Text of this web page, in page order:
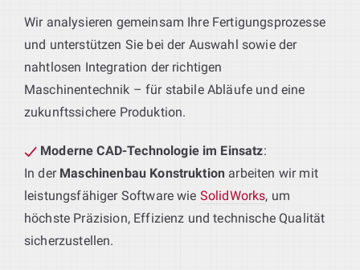
Wir analysieren gemeinsam Ihre Fertigungsprozesse
und unterstützen Sie bei der Auswahl sowie der
nahtlosen Integration der richtigen
Maschinentechnik – für stabile Abläufe und eine
zukunftssichere Produktion.
Moderne CAD-Technologie im Einsatz:
In der Maschinenbau Konstruktion arbeiten wir mit
leistungsfähiger Software wie SolidWorks, um
höchste Präzision, Effizienz und technische Qualität
sicherzustellen.